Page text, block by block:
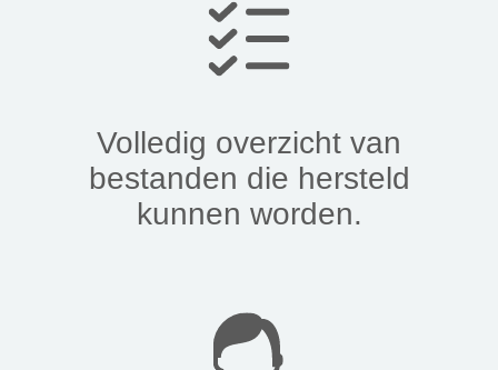
Volledig overzicht van
bestanden die hersteld
kunnen worden.